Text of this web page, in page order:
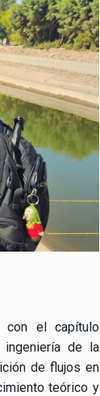
con el capítulo
de la
de flujos en
teórico y